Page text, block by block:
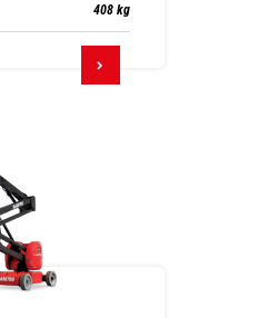
408 kg